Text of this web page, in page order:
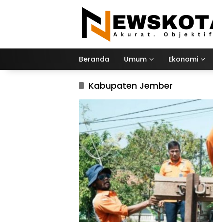
Beranda Umum Ekonomi
Kabupaten Jember